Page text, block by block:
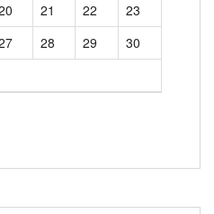
21 22
23
28 29
30